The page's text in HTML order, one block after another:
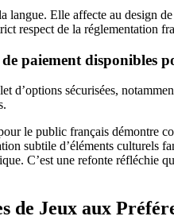
langue. Elle affecte au design
respect de la réglementation
paiement disponibles
d’options sécurisées,
le public français démontre
subtile d’éléments culturels
C’est une refonte réfléchie
de Jeux aux